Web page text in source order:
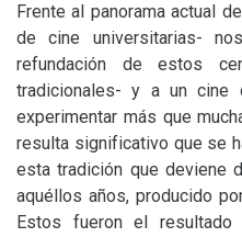
Frente al panorama actual
de cine universitarias-
refundación de estos
tradicionales- y a un cine
experimentar más que
resulta significativo que se
esta tradición que deviene
aquéllos años, producido
Estos fueron el resultado